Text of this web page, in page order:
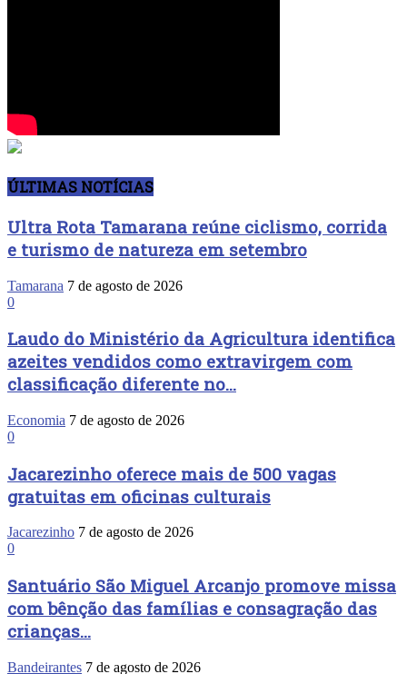
ÚLTIMAS NOTÍCIAS
Ultra Rota Tamarana reúne ciclismo, corrida
e turismo de natureza em setembro
Tamarana 7 de agosto de 2026
0
Laudo do Ministério da Agricultura identifica
azeites vendidos como extravirgem com
classificação diferente no...
Economia 7 de agosto de 2026
0
Jacarezinho oferece mais de 500 vagas
gratuitas em oficinas culturais
Jacarezinho 7 de agosto de 2026
0
Santuário São Miguel Arcanjo promove missa
com bênção das famílias e consagração das
crianças...
Bandeirantes 7 de agosto de 2026